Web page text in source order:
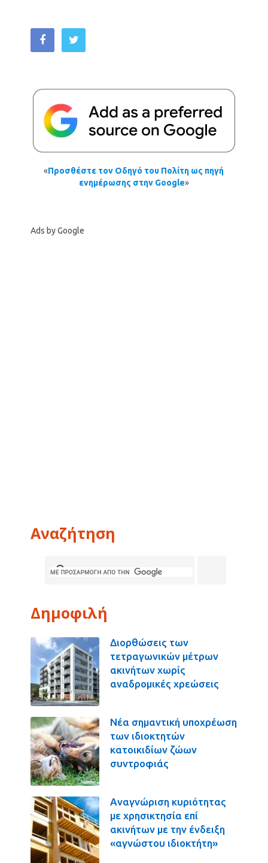
«Προσθέστε τον Οδηγό του Πολίτη ως πηγή
ενημέρωσης στην Google»
Ads by Google
Αναζήτηση
Δημοφιλή
Διορθώσεις των
τετραγωνικών μέτρων
ακινήτων χωρίς
αναδρομικές χρεώσεις
Νέα σημαντική υποχρέωση
των ιδιοκτητών
κατοικιδίων ζώων
συντροφιάς
Αναγνώριση κυριότητας
με χρησικτησία επί
ακινήτων με την ένδειξη
«αγνώστου ιδιοκτήτη»